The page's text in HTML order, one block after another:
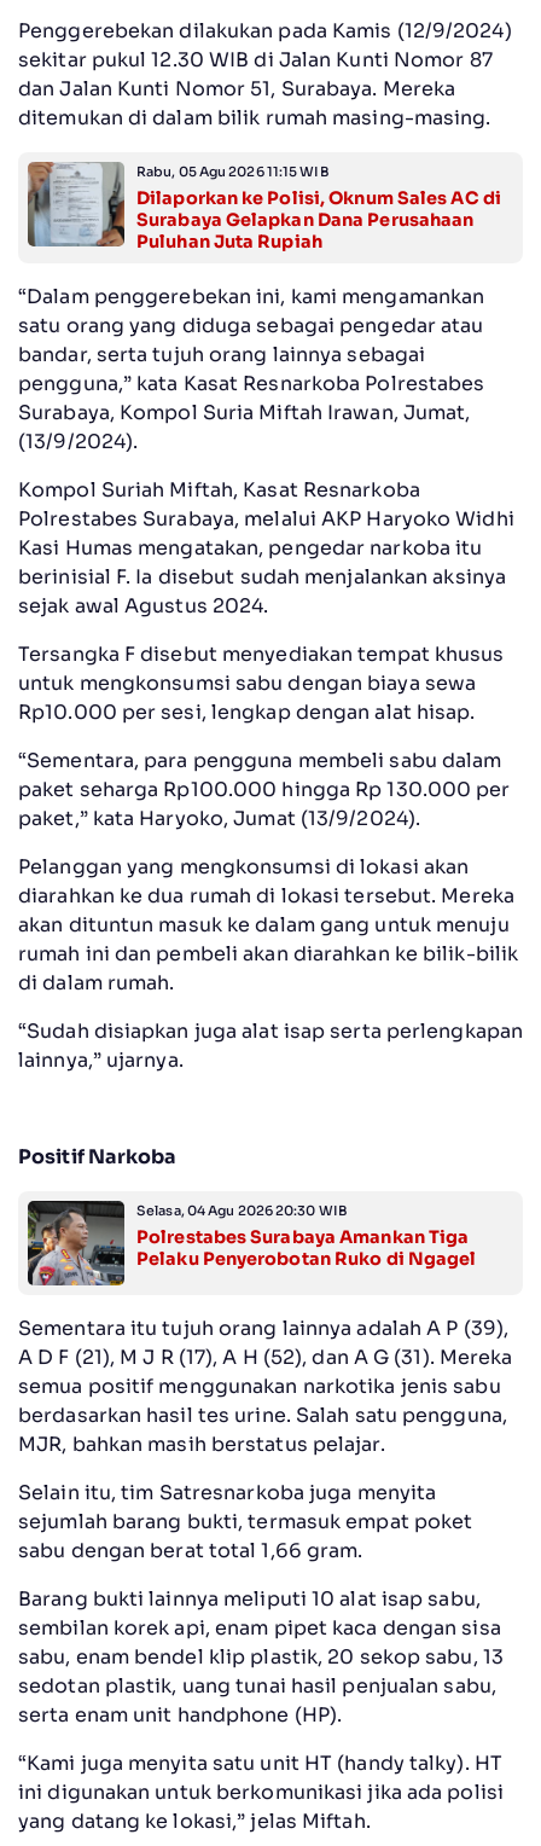
Penggerebekan dilakukan pada Kamis (12/9/2024)
sekitar pukul 12.30 WIB di Jalan Kunti Nomor 87
dan Jalan Kunti Nomor 51, Surabaya. Mereka
ditemukan di dalam bilik rumah masing-masing.
Rabu, 05 Agu 2026 11:15 WIB
Dilaporkan ke Polisi, Oknum Sales AC di
Surabaya Gelapkan Dana Perusahaan
Puluhan Juta Rupiah
“Dalam penggerebekan ini, kami mengamankan
satu orang yang diduga sebagai pengedar atau
bandar, serta tujuh orang lainnya sebagai
pengguna,” kata Kasat Resnarkoba Polrestabes
Surabaya, Kompol Suria Miftah Irawan, Jumat,
(13/9/2024).
Kompol Suriah Miftah, Kasat Resnarkoba
Polrestabes Surabaya, melalui AKP Haryoko Widhi
Kasi Humas mengatakan, pengedar narkoba itu
berinisial F. Ia disebut sudah menjalankan aksinya
sejak awal Agustus 2024.
Tersangka F disebut menyediakan tempat khusus
untuk mengkonsumsi sabu dengan biaya sewa
Rp10.000 per sesi, lengkap dengan alat hisap.
“Sementara, para pengguna membeli sabu dalam
paket seharga Rp100.000 hingga Rp 130.000 per
paket,” kata Haryoko, Jumat (13/9/2024).
Pelanggan yang mengkonsumsi di lokasi akan
diarahkan ke dua rumah di lokasi tersebut. Mereka
akan dituntun masuk ke dalam gang untuk menuju
rumah ini dan pembeli akan diarahkan ke bilik-bilik
di dalam rumah.
“Sudah disiapkan juga alat isap serta perlengkapan
lainnya,” ujarnya.
Positif Narkoba
Selasa, 04 Agu 2026 20:30 WIB
Polrestabes Surabaya Amankan Tiga
Pelaku Penyerobotan Ruko di Ngagel
Sementara itu tujuh orang lainnya adalah A P (39),
A D F (21), M J R (17), A H (52), dan A G (31). Mereka
semua positif menggunakan narkotika jenis sabu
berdasarkan hasil tes urine. Salah satu pengguna,
MJR, bahkan masih berstatus pelajar.
Selain itu, tim Satresnarkoba juga menyita
sejumlah barang bukti, termasuk empat poket
sabu dengan berat total 1,66 gram.
Barang bukti lainnya meliputi 10 alat isap sabu,
sembilan korek api, enam pipet kaca dengan sisa
sabu, enam bendel klip plastik, 20 sekop sabu, 13
sedotan plastik, uang tunai hasil penjualan sabu,
serta enam unit handphone (HP).
“Kami juga menyita satu unit HT (handy talky). HT
ini digunakan untuk berkomunikasi jika ada polisi
yang datang ke lokasi,” jelas Miftah.